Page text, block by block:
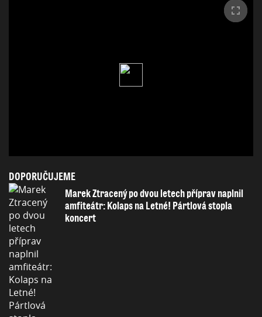
DOPORUČUJEME
Marek Ztracený po dvou letech příprav naplnil
amfiteátr: Kolaps na Letné! Pártlová stopla
koncert